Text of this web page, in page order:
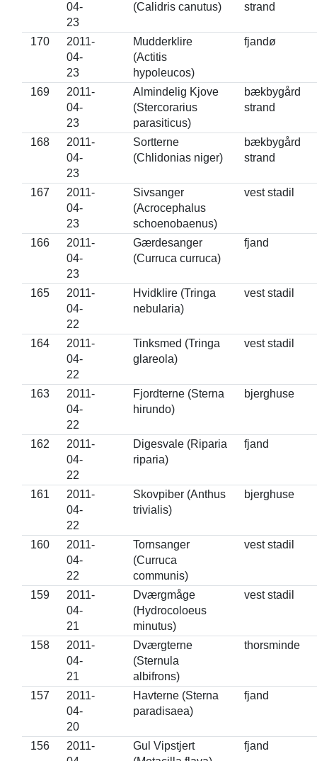
04-
23
(Calidris canutus)
strand
170
2011-
04-
23
Mudderklire
(Actitis
hypoleucos)
fjandø
169
2011-
04-
23
Almindelig Kjove
(Stercorarius
parasiticus)
bækbygård
strand
168
2011-
04-
23
Sortterne
(Chlidonias niger)
bækbygård
strand
167
2011-
04-
23
Sivsanger
(Acrocephalus
schoenobaenus)
vest stadil
166
2011-
04-
23
Gærdesanger
(Curruca curruca)
fjand
165
2011-
04-
22
Hvidklire (Tringa
nebularia)
vest stadil
164
2011-
04-
22
Tinksmed (Tringa
glareola)
vest stadil
163
2011-
04-
22
Fjordterne (Sterna
hirundo)
bjerghuse
162
2011-
04-
22
Digesvale (Riparia
riparia)
fjand
161
2011-
04-
22
Skovpiber (Anthus
trivialis)
bjerghuse
160
2011-
04-
22
Tornsanger
(Curruca
communis)
vest stadil
159
2011-
04-
21
Dværgmåge
(Hydrocoloeus
minutus)
vest stadil
158
2011-
04-
21
Dværgterne
(Sternula
albifrons)
thorsminde
157
2011-
04-
20
Havterne (Sterna
paradisaea)
fjand
156
2011-
Gul Vipstjert
fjand